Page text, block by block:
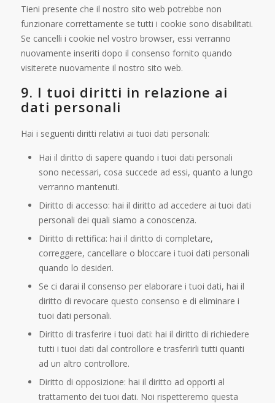
Tieni presente che il nostro sito web potrebbe non
funzionare correttamente se tutti i cookie sono disabilitati.
Se cancelli i cookie nel vostro browser, essi verranno
nuovamente inseriti dopo il consenso fornito quando
visiterete nuovamente il nostro sito web.
9. I tuoi diritti in relazione ai
dati personali
Hai i seguenti diritti relativi ai tuoi dati personali:
Hai il diritto di sapere quando i tuoi dati personali
sono necessari, cosa succede ad essi, quanto a lungo
verranno mantenuti.
Diritto di accesso: hai il diritto ad accedere ai tuoi dati
personali dei quali siamo a conoscenza.
Diritto di rettifica: hai il diritto di completare,
correggere, cancellare o bloccare i tuoi dati personali
quando lo desideri.
Se ci darai il consenso per elaborare i tuoi dati, hai il
diritto di revocare questo consenso e di eliminare i
tuoi dati personali.
Diritto di trasferire i tuoi dati: hai il diritto di richiedere
tutti i tuoi dati dal controllore e trasferirli tutti quanti
ad un altro controllore.
Diritto di opposizione: hai il diritto ad opporti al
trattamento dei tuoi dati. Noi rispetteremo questa